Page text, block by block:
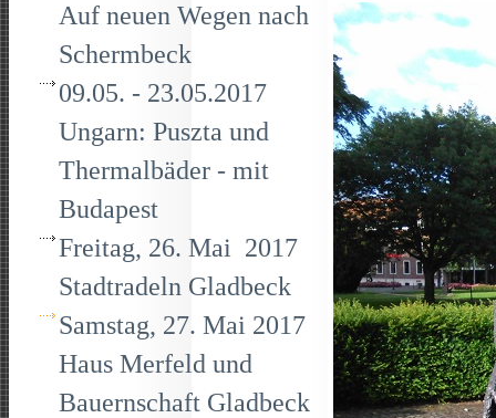
Auf neuen Wegen nach
Schermbeck
09.05. - 23.05.2017
Ungarn: Puszta und
Thermalbäder - mit
Budapest
Freitag, 26. Mai 2017
Stadtradeln Gladbeck
Samstag, 27. Mai 2017
Haus Merfeld und
Bauernschaft Gladbeck